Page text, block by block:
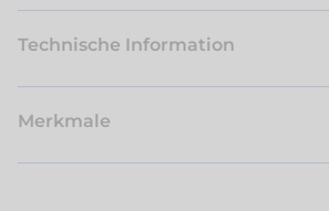
Technische Information
Merkmale